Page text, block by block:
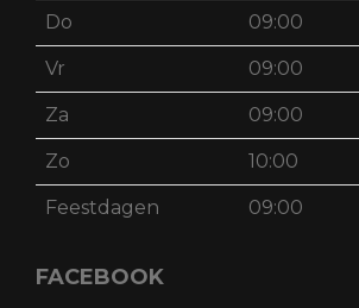
Do 09:00
Vr 09:00
Za 09:00
Zo 10:00
Feestdagen 09:00
FACEBOOK